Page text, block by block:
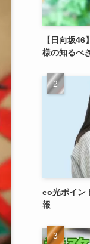
【日向坂
様の知るべ
eo光ポイン
報